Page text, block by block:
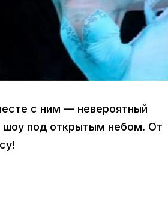
с ним — невероятный
шоу под открытым небом. От